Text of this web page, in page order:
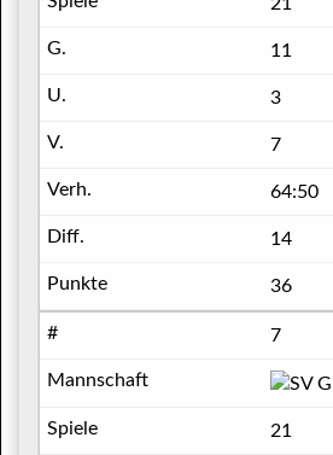
11
3
7
64:50
14
36
7
21